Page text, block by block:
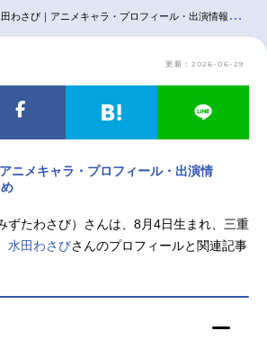
グッズ
声優記事一覧
わさび｜アニメキャラ・プロフィール・出演情報・最新情報まとめ
更新：2026-06-29
ニメキャラ・プロフィール・出演情
みずたわさび）さんは、8月4日生まれ、三重
水田わさびさんのプロフィールと関連記事